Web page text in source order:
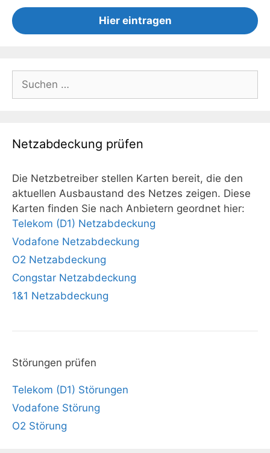
Hier eintragen
Suchen
nach:
Netzabdeckung prüfen
Die Netzbetreiber stellen Karten bereit, die den
aktuellen Ausbaustand des Netzes zeigen. Diese
Karten finden Sie nach Anbietern geordnet hier:
Telekom (D1) Netzabdeckung
Vodafone Netzabdeckung
O2 Netzabdeckung
Congstar Netzabdeckung
1&1 Netzabdeckung
Störungen prüfen
Telekom (D1) Störungen
Vodafone Störung
O2 Störung